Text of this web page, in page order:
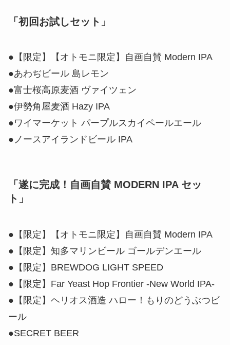
「初回お試しセット」
●【限定】【オトモニ限定】自画自賛 Modern IPA
●あわぢビール 島レモン
●富士桜高原麦酒 ヴァイツェン
●伊勢角屋麦酒 Hazy IPA
●ワイマーケット パープルスカイペールエール
●ノースアイランドビール IPA
「遂に完成！自画自賛 MODERN IPA セッ
ト」
●【限定】【オトモニ限定】自画自賛 Modern IPA
●【限定】知多マリンビール ゴールデンエール
●【限定】BREWDOG LIGHT SPEED
●【限定】Far Yeast Hop Frontier -New World IPA-
●【限定】ヘリオス酒造 ハロー！もりのどうぶつビ
ール
●SECRET BEER